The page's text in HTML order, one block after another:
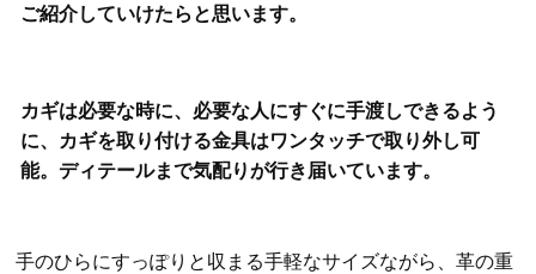
ご紹介していけたらと思います。
カギは必要な時に、必要な人にすぐに手渡しできるよう
に、カギを取り付ける金具はワンタッチで取り外し可
能。ディテールまで気配りが行き届いています。
手のひらにすっぽりと収まる手軽なサイズながら、革の重